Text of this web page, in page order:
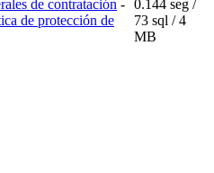
de contratación -
de protección de
0.144 seg /
73 sql / 4
MB